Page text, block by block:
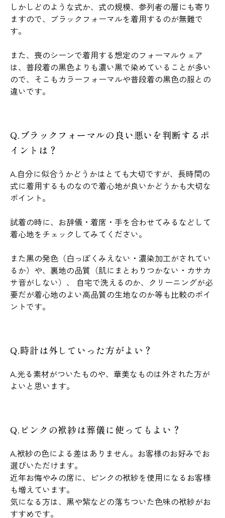
しかしどのような式か、式の規模、参列者の層にも寄り
ますので、ブラックフォーマルを着用するのが無難で
す。
また、喪のシーンで着用する想定のフォーマルウェア
は、普段着の黒色よりも濃い黒で染めていることが多い
ので、そこもカラーフォーマルや普段着の黒色の服との
違いです。
Q.ブラックフォーマルの良い悪いを判断するポ
イントは？
A.自分に似合うかどうかはとても大切ですが、長時間の
式に着用するものなので着心地が良いかどうかも大切な
ポイント。
試着の時に、お辞儀・着席・手を合わせてみるなどして
着心地をチェックしてみてください。
また黒の発色（白っぽくみえない・濃染加工がされてい
るか）や、裏地の品質（肌にまとわりつかない・カサカ
サ音がしない）、 自宅で洗えるのか、クリーニングが必
要だが着心地のよい高品質の生地なのか等も比較のポイ
ントです。
Q.時計は外していった方がよい？
A.光る素材がついたものや、華美なものは外された方が
よいと思います。
Q.ピンクの袱紗は葬儀に使ってもよい？
A.袱紗の色による差はありません。お客様のお好みでお
選びいただけます。
近年お悔やみの席に、ピンクの袱紗を使用になるお客様
も増えています。
気になる方は、黒や紫などの落ちついた色味の袱紗がお
すすめです。